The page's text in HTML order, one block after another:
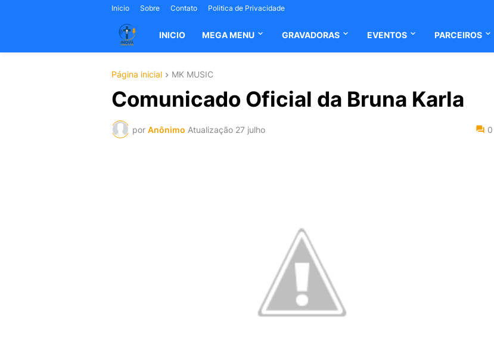
Inicio Sobre Contato Politica de Privacidade
INICIO MEGA MENU GRAVADORAS EVENTOS PARCEIROS
Página inicial MK MUSIC
Comunicado Oficial da Bruna Karla
por Anônimo Atualização 27 julho 0